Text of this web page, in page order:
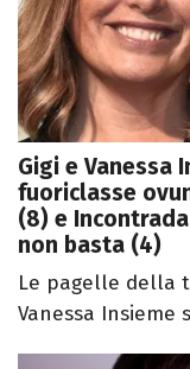
Gigi e Vanessa
fuoriclasse
(8) e
non basta (4)
Le pagelle della
Vanessa Insieme